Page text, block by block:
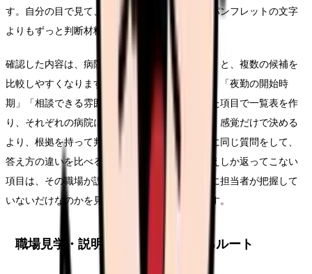
す。自分の目で見て、人に聞いて得た情報は、パンフレットの文字
よりもずっと判断材料になります。
確認した内容は、病院ごとにメモにまとめておくと、複数の候補を
比較しやすくなります。「教育体制」「配属先」「夜勤の開始時
期」「相談できる雰囲気」「勤務条件」といった項目で一覧表を作
り、それぞれの病院について書き込んでいくと、感覚だけで決める
より、根拠を持って判断できます。複数の病院に同じ質問をして、
答え方の違いを比べるのも有効です。曖昧な答えしか返ってこない
項目は、その職場が説明を避けているのか、単に担当者が把握して
いないだけなのかを見極める手がかりになります。
職場見学・説明会・面接で確認するルート